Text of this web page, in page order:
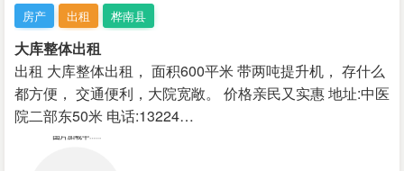
房产 出租 桦南县
大库整体出租
出租 大库整体出租， 面积600平米 带两吨提升机， 存什么
都方便， 交通便利，大院宽敞。 价格亲民又实惠 地址:中医
院二部东50米 电话:13224…